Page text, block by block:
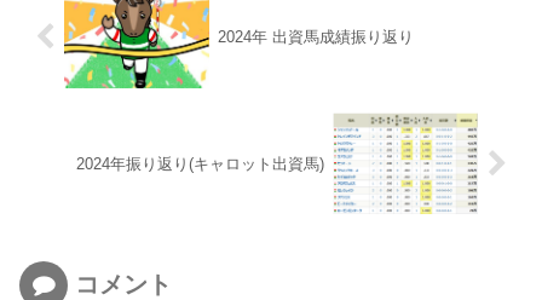
2024年 出資馬成績振り返り
2024年振り返り(キャロット出資馬)
コメント